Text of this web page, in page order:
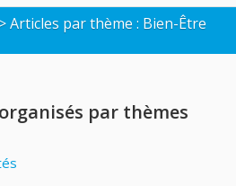
>Articles par thème : Bien-Être
par thèmes